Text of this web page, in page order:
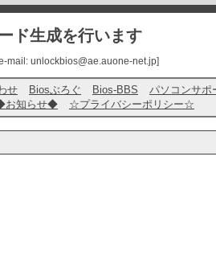
ド生成を行います
mail: unlockbios@ae.auone-net.jp]
せ Biosぶろぐ Bios-BBS
パソコンサポ
お知らせ◆ ☆プライバシーポリシー☆